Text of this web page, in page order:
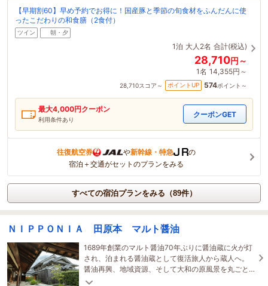
【早期割60】早め予約でお得に！国産豚と季節の旬食材をふんだんに使
ったこだわりの和食膳（2食付）
ツイン 朝・夕
1泊 大人2名 合計(税込)
28,710円～
1名 14,355円～
28,710スコア～ ポイントUP 574ポイント～
最大4,000円クーポン
利用条件あり
クーポンGET
往復航空券 や新幹線・特急
の
宿泊＋交通がセットのプランをみる
すべての宿泊プランをみる（89件）
ＮＩＰＰＯＮＩＡ 田原本 マルト醤油
1689年創業のマルト醤油70年ぶりに醤油蔵に火が灯
され、泊まれる醤油蔵として復活旅人から蔵人へ。
醤油再興、地域資源、そして大和の原風景を丸ごと
体感いただけるときを提供いたします。